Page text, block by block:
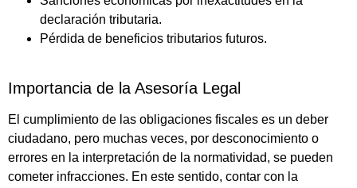
declaración tributaria.
Pérdida de beneficios tributarios futuros.
Importancia de la Asesoría Legal
El cumplimiento de las obligaciones fiscales es un deber
ciudadano, pero muchas veces, por desconocimiento o
errores en la interpretación de la normatividad, se pueden
cometer infracciones. En este sentido, contar con la